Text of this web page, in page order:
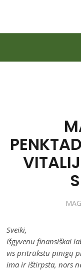
Sveiki,
Išgyvenu finansiškai
vis pritrūkstu pinigų
ima ir ištirpsta, nors